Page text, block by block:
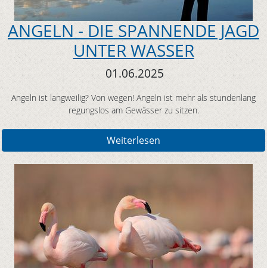
ANGELN - DIE SPANNENDE JAGD
UNTER WASSER
01.06.2025
Angeln ist langweilig? Von wegen! Angeln ist mehr als stundenlang
regungslos am Gewässer zu sitzen.
Weiterlesen